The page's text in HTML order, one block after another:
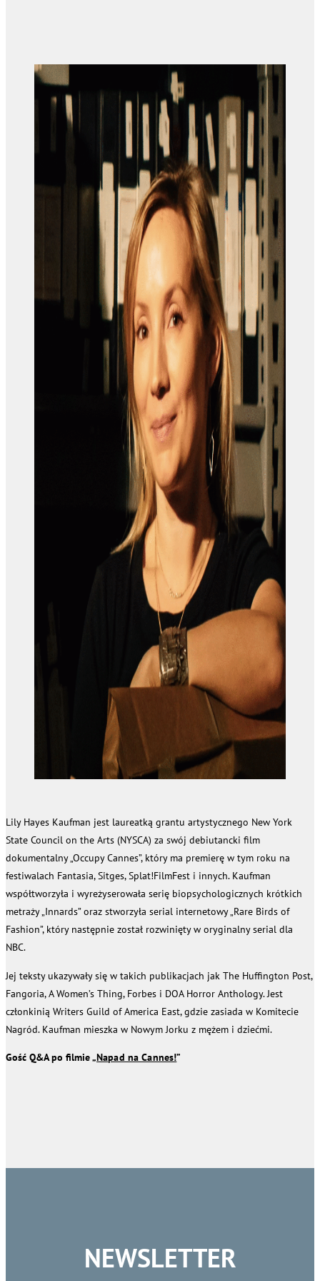
Lily Hayes Kaufman jest laureatką grantu artystycznego New York
State Council on the Arts (NYSCA) za swój debiutancki film
dokumentalny „Occupy Cannes”, który ma premierę w tym roku na
festiwalach Fantasia, Sitges, Splat!FilmFest i innych. Kaufman
współtworzyła i wyreżyserowała serię biopsychologicznych krótkich
metraży „Innards” oraz stworzyła serial internetowy „Rare Birds of
Fashion”, który następnie został rozwinięty w oryginalny serial dla
NBC.
Jej teksty ukazywały się w takich publikacjach jak The Huffington Post,
Fangoria, A Women’s Thing, Forbes i DOA Horror Anthology. Jest
członkinią Writers Guild of America East, gdzie zasiada w Komitecie
Nagród. Kaufman mieszka w Nowym Jorku z mężem i dziećmi.
Gość Q&A po filmie „Napad na Cannes!”
NEWSLETTER